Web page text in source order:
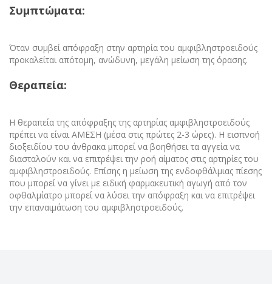
Συμπτώματα:
Όταν συμβεί απόφραξη στην αρτηρία του αμφιβληστροειδούς
προκαλείται απότομη, ανώδυνη, μεγάλη μείωση της όρασης.
Θεραπεία:
Η θεραπεία της απόφραξης της αρτηρίας αμφιβληστροειδούς
πρέπει να είναι ΑΜΕΣΗ (μέσα στις πρώτες 2-3 ώρες). Η εισπνοή
διοξειδίου του άνθρακα μπορεί να βοηθήσει τα αγγεία να
διασταλούν και να επιτρέψει την ροή αίματος στις αρτηρίες του
αμφιβληστροειδούς. Επίσης η μείωση της ενδοφθάλμιας πίεσης
που μπορεί να γίνει με ειδική φαρμακευτική αγωγή από τον
οφθαλμίατρο μπορεί να λύσει την απόφραξη και να επιτρέψει
την επαναιμάτωση του αμφιβληστροειδούς.